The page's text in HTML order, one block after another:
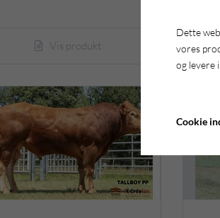
Vis produkt
Dette
vores
og levere
Cookie